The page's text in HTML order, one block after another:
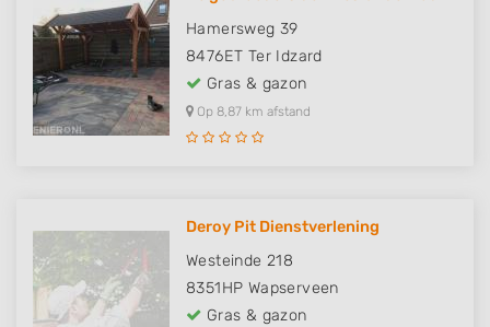
Hamersweg 39
8476ET Ter Idzard
Gras & gazon
Op 8,87 km afstand
Deroy Pit Dienstverlening
Westeinde 218
8351HP Wapserveen
Gras & gazon